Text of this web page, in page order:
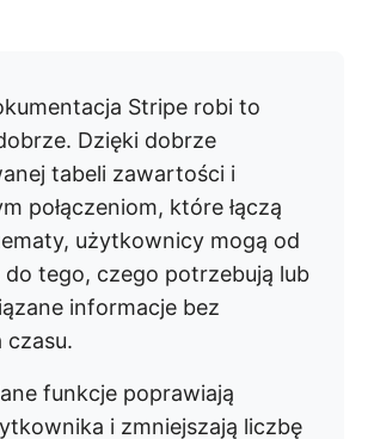
Stripe robi to
Dzięki dobrze
tabeli zawartości i
połączeniom, które łączą
użytkownicy mogą od
do tego, czego potrzebują lub
informacje bez
czasu.
funkcje poprawiają
i zmniejszają liczbę